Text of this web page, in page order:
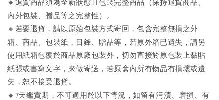
🔸退貨商品須為全新狀態且包裝完整商品（保持退貨商品、
內外包裝、贈品等之完整性）。
🔸若要退貨，請以原始包裝方式寄回，包含完整無損之外
箱、商品、包裝紙，目錄、贈品等，若原外箱已遺失，請另
使用紙箱包覆於商品原廠包裝外，切勿直接於原包裝上黏貼
紙張或書寫文字，來做寄送，若原盒內所有物品有損壞或遺
失，恕不接受退貨。
🔸7天鑑賞期，不可適用於以下情況，如留有污漬、磨損、有